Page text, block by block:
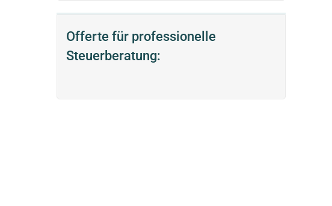
Offerte für professionelle
Steuerberatung: